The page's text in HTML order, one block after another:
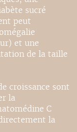
sucré
peut
et une
de la taille
croissance sont
la
C
la